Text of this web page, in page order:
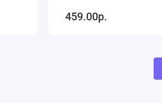
459.00р.